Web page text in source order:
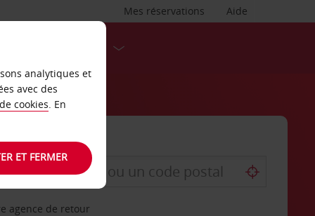
Aide
Mes réservations
agence de retour
analytiques et
avec des
cookies. En
ET FERMER